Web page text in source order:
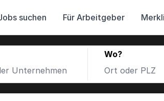
suchen Für Arbeitgeber
Wo?